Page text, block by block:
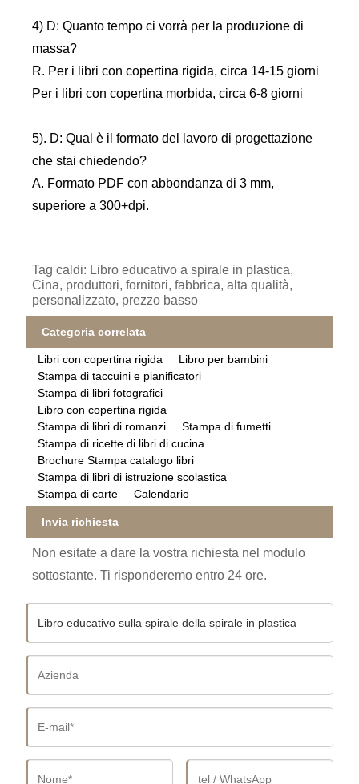
4) D: Quanto tempo ci vorrà per la produzione di
massa?
R. Per i libri con copertina rigida, circa 14-15 giorni
Per i libri con copertina morbida, circa 6-8 giorni
5). D: Qual è il formato del lavoro di progettazione
che stai chiedendo?
A. Formato PDF con abbondanza di 3 mm,
superiore a 300+dpi.
Tag caldi: Libro educativo a spirale in plastica,
Cina, produttori, fornitori, fabbrica, alta qualità,
personalizzato, prezzo basso
Categoria correlata
Libri con copertina rigida
Libro per bambini
Stampa di taccuini e pianificatori
Stampa di libri fotografici
Libro con copertina rigida
Stampa di libri di romanzi
Stampa di fumetti
Stampa di ricette di libri di cucina
Brochure Stampa catalogo libri
Stampa di libri di istruzione scolastica
Stampa di carte
Calendario
Invia richiesta
Non esitate a dare la vostra richiesta nel modulo
sottostante. Ti risponderemo entro 24 ore.